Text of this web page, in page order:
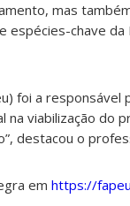
mas
chave da
foi a responsável
na viabilização do
destacou o
em https://